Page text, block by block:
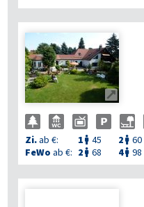

Zi.ab €: 1  45 2  60
FeWo ab €: 2  68 4 98